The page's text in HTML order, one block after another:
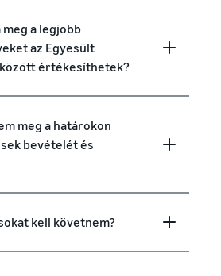
a legjobb
az Egyesült
között értékesíthetek?
meg a határokon
bevételét és
kell követnem?